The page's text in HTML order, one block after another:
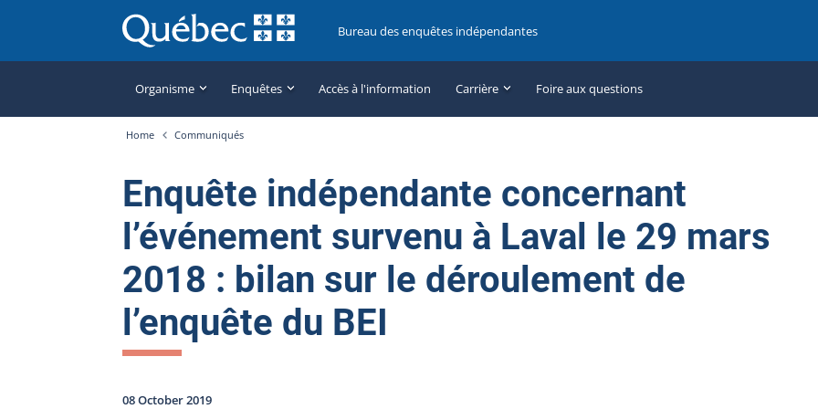
Bureau des enquêtes indépendantes
Organisme Enquêtes Accès à l'information Carrière Foire aux questions
Home Communiqués
Enquête indépendante concernant
l’événement survenu à Laval le 29 mars
2018 : bilan sur le déroulement de
l’enquête du BEI
08 October 2019